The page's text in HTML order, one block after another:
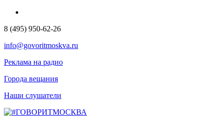
8 (495) 950-62-26
info@govoritmoskva.ru
Реклама на радио
Города вещания
Наши слушатели